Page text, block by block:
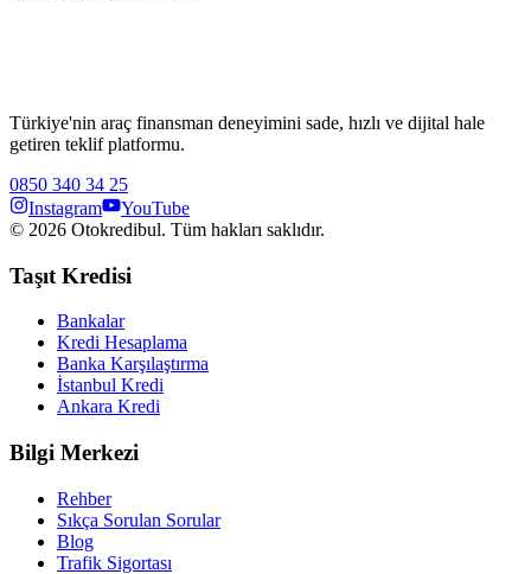
Türkiye'nin araç finansman deneyimini sade, hızlı ve dijital hale
getiren teklif platformu.
0850 340 34 25
Instagram
YouTube
© 2026 Otokredibul. Tüm hakları saklıdır.
Taşıt Kredisi
Bankalar
Kredi Hesaplama
Banka Karşılaştırma
İstanbul Kredi
Ankara Kredi
Bilgi Merkezi
Rehber
Sıkça Sorulan Sorular
Blog
Trafik Sigortası